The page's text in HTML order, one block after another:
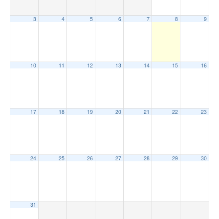
3 4 5 6 7 8 9
10 11 12 13 14 15 16
17 18 19 20 21 22 23
24 25 26 27 28 29 30
31